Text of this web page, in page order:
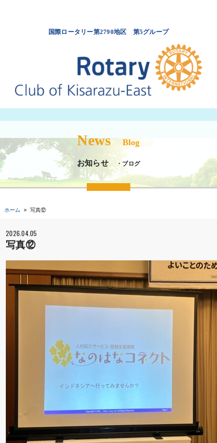
国際ロータリー第2790地区 第5グループ
News Blog
お知らせ ・ブログ
ホーム » 写真⑫
2026.04.05
写真⑫